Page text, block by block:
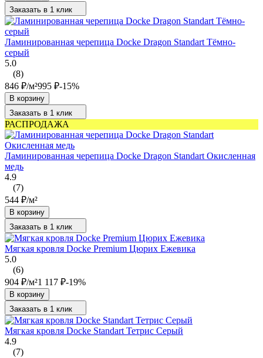
Заказать в 1 клик
Ламинированная черепица Docke Dragon Standart Тёмно-
серый
5.0
(8)
846 ₽/м²995 ₽-15%
В корзину
Заказать в 1 клик
РАСПРОДАЖА
Ламинированная черепица Docke Dragon Standart Окисленная
медь
4.9
(7)
544 ₽/м²
В корзину
Заказать в 1 клик
Мягкая кровля Docke Premium Цюрих Ежевика
5.0
(6)
904 ₽/м²1 117 ₽-19%
В корзину
Заказать в 1 клик
Мягкая кровля Docke Standart Тетрис Серый
4.9
(7)